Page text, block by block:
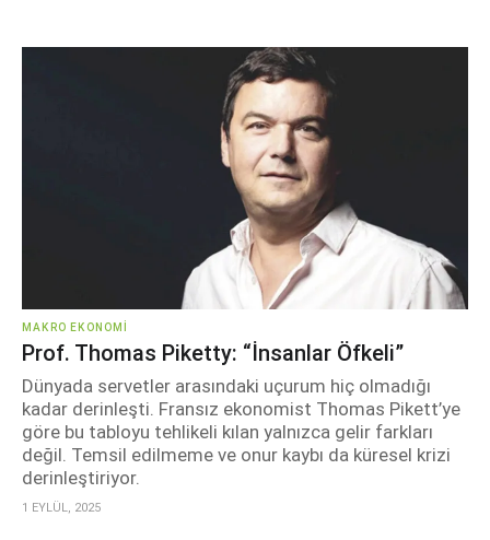
MAKRO EKONOMI
Prof. Thomas Piketty: “İnsanlar Öfkeli”
Dünyada servetler arasındaki uçurum hiç olmadığı
kadar derinleşti. Fransız ekonomist Thomas Pikett’ye
göre bu tabloyu tehlikeli kılan yalnızca gelir farkları
değil. Temsil edilmeme ve onur kaybı da küresel krizi
derinleştiriyor.
1 EYLÜL, 2025